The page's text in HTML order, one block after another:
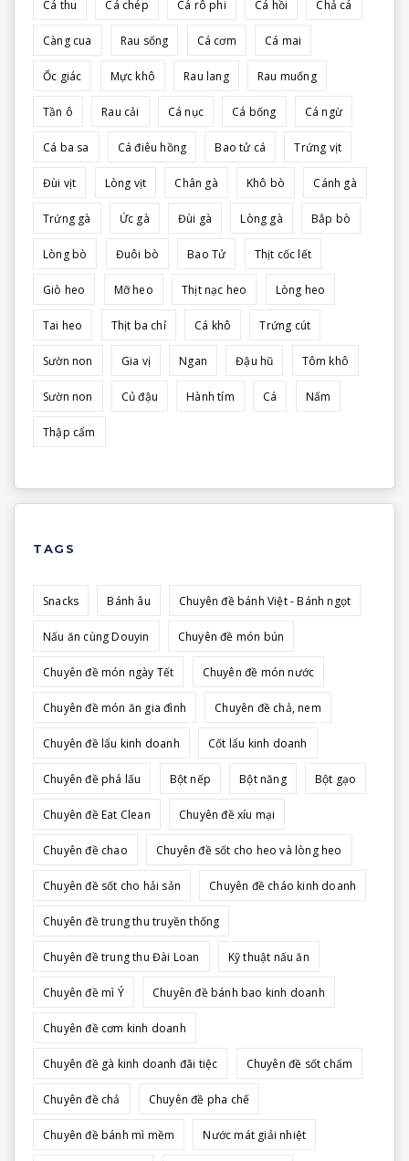
Cá thu Cá chép Cá rô phi Cá hồi Chả cá
Càng cua Rau sống Cá cơm Cá mai
Ốc giác Mực khô Rau lang Rau muống
Tần ô Rau cải Cá nục Cá bống Cá ngừ
Cá ba sa Cá điêu hồng Bao tử cá Trứng vịt
Đùi vịt Lòng vịt Chân gà Khô bò Cánh gà
Trứng gà Ức gà Đùi gà Lòng gà Bắp bò
Lòng bò Đuôi bò Bao Tử Thịt cốc lết
Giò heo Mỡ heo Thịt nạc heo Lòng heo
Tai heo Thịt ba chỉ Cá khô Trứng cút
Sườn non Gia vị Ngan Đậu hũ Tôm khô
Sườn non Củ đậu Hành tím Cá Nấm
Thập cẩm
TAGS
Snacks Bánh âu Chuyên đề bánh Việt - Bánh ngọt
Nấu ăn cùng Douyin Chuyên đề món bún
Chuyên đề món ngày Tết Chuyên đề món nước
Chuyên đề món ăn gia đình Chuyên đề chả, nem
Chuyên đề lẩu kinh doanh Cốt lẩu kinh doanh
Chuyên đề phá lấu Bột nếp Bột năng Bột gạo
Chuyên đề Eat Clean Chuyên đề xíu mại
Chuyên đề chao Chuyên đề sốt cho heo và lòng heo
Chuyên đề sốt cho hải sản Chuyên đề cháo kinh doanh
Chuyên đề trung thu truyền thống
Chuyên đề trung thu Đài Loan Kỹ thuật nấu ăn
Chuyên đề mì Ý Chuyên đề bánh bao kinh doanh
Chuyên đề cơm kinh doanh
Chuyên đề gà kinh doanh đãi tiệc Chuyên đề sốt chấm
Chuyên đề chả Chuyên đề pha chế
Chuyên đề bánh mì mềm Nước mát giải nhiệt